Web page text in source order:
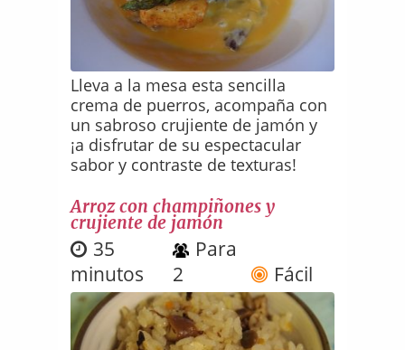
Lleva a la mesa esta sencilla
crema de puerros, acompaña con
un sabroso crujiente de jamón y
¡a disfrutar de su espectacular
sabor y contraste de texturas!
Arroz con champiñones y
crujiente de jamón
35
minutos
Para
2
Fácil